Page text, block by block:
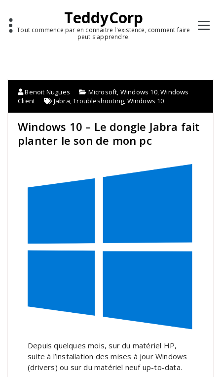
TeddyCorp
Tout commence par en connaitre l'existence, comment faire
peut s'apprendre.
Benoit Nugues Microsoft Windows 10,Windows
Client
Jabra ,Troubleshooting Windows 10
Windows 10 – Le dongle Jabra fait
planter le son de mon pc
Depuis quelques mois, sur du matériel HP,
suite à l’installation des mises à jour Windows
(drivers) ou sur du matériel neuf up-to-data.